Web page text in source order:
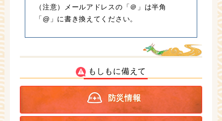
（注意）メールアドレスの「＠」は半角
「@」に書き換えてください。
もしもに備えて
防災情報